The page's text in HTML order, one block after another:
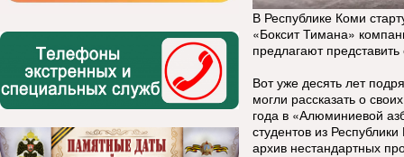
В Республике Коми
«Боксит Тимана»
предлагают
Вот уже десять лет
могли рассказать о
года в «Алюминиевой
студентов из
архив нестандартных